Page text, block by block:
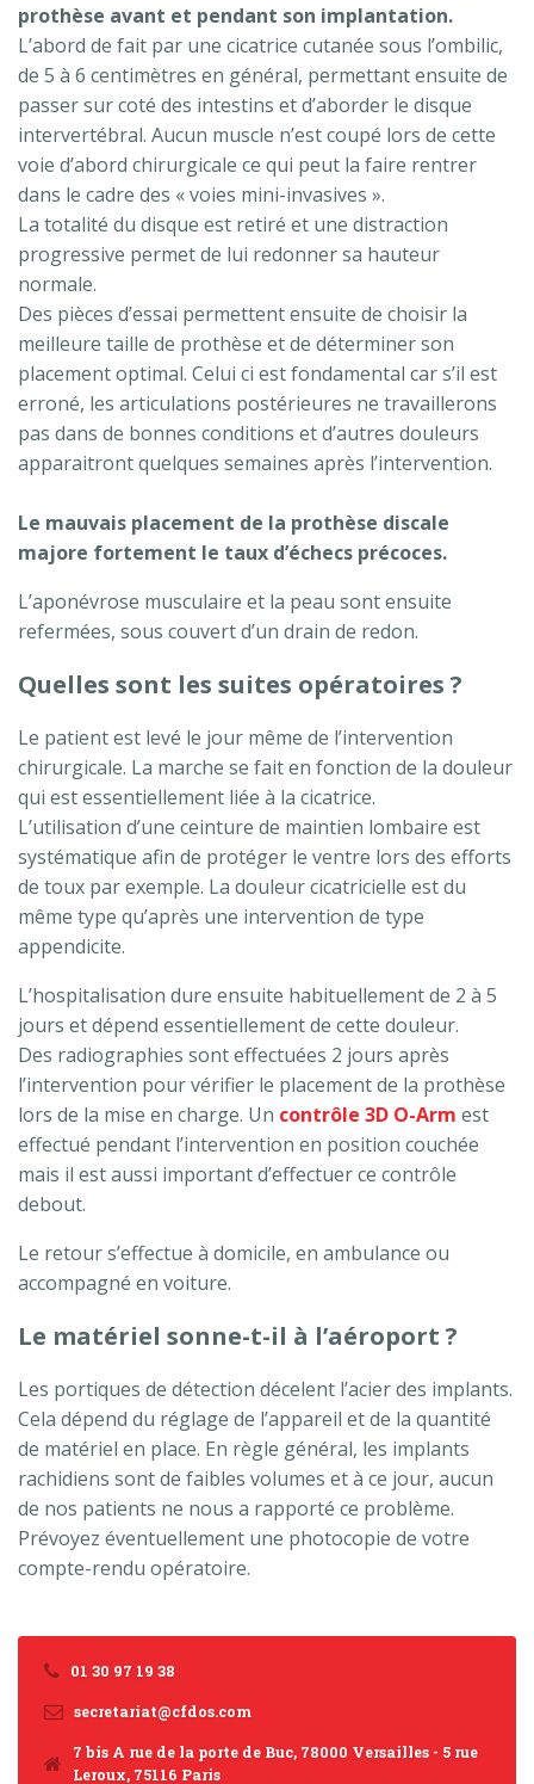
prothèse avant et pendant son implantation.
L’abord de fait par une cicatrice cutanée sous l’ombilic,
de 5 à 6 centimètres en général, permettant ensuite de
passer sur coté des intestins et d’aborder le disque
intervertébral. Aucun muscle n’est coupé lors de cette
voie d’abord chirurgicale ce qui peut la faire rentrer
dans le cadre des « voies mini-invasives ».
La totalité du disque est retiré et une distraction
progressive permet de lui redonner sa hauteur
normale.
Des pièces d’essai permettent ensuite de choisir la
meilleure taille de prothèse et de déterminer son
placement optimal. Celui ci est fondamental car s’il est
erroné, les articulations postérieures ne travaillerons
pas dans de bonnes conditions et d’autres douleurs
apparaitront quelques semaines après l’intervention.
Le mauvais placement de la prothèse discale
majore fortement le taux d’échecs précoces.
L’aponévrose musculaire et la peau sont ensuite
refermées, sous couvert d’un drain de redon.
Quelles sont les suites opératoires ?
Le patient est levé le jour même de l’intervention
chirurgicale. La marche se fait en fonction de la douleur
qui est essentiellement liée à la cicatrice.
L’utilisation d’une ceinture de maintien lombaire est
systématique afin de protéger le ventre lors des efforts
de toux par exemple. La douleur cicatricielle est du
même type qu’après une intervention de type
appendicite.
L’hospitalisation dure ensuite habituellement de 2 à 5
jours et dépend essentiellement de cette douleur.
Des radiographies sont effectuées 2 jours après
l’intervention pour vérifier le placement de la prothèse
lors de la mise en charge. Un contrôle 3D O-Arm est
effectué pendant l’intervention en position couchée
mais il est aussi important d’effectuer ce contrôle
debout.
Le retour s’effectue à domicile, en ambulance ou
accompagné en voiture.
Le matériel sonne-t-il à l’aéroport ?
Les portiques de détection décelent l’acier des implants.
Cela dépend du réglage de l’appareil et de la quantité
de matériel en place. En règle général, les implants
rachidiens sont de faibles volumes et à ce jour, aucun
de nos patients ne nous a rapporté ce problème.
Prévoyez éventuellement une photocopie de votre
compte-rendu opératoire.
01 30 97 19 38
secretariat@cfdos.com
7 bis A rue de la porte de Buc, 78000 Versailles - 5 rue
Leroux, 75116 Paris